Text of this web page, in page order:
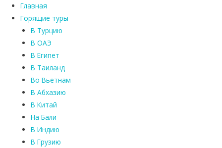
Главная
Горящие туры
В Турцию
В ОАЭ
В Египет
В Таиланд
Во Вьетнам
В Абхазию
В Китай
На Бали
В Индию
В Грузию